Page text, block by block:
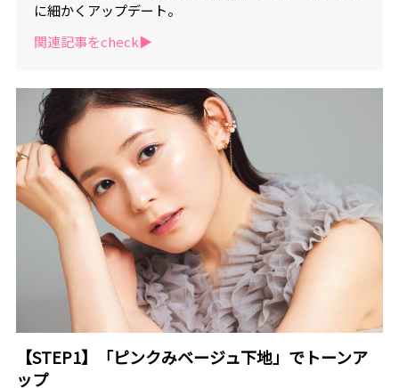
に細かくアップデート。
関連記事をcheck▶︎
【STEP1】「ピンクみベージュ下地」でトーンア
ップ